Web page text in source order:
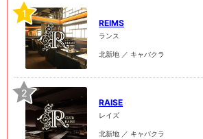
1
REIMS
ランス
北新地 ／ キャバクラ
2
RAISE
レイズ
北新地 ／ キャバクラ